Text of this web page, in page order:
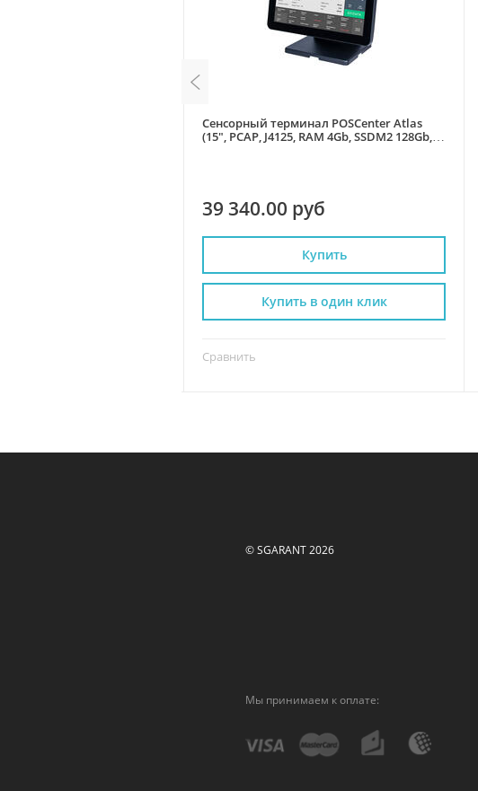
Сенсорный терминал POSCenter Atlas
(15", PCAP, J4125, RAM 4Gb, SSDM2 128Gb,
39 340.00 руб
Купить
Сравнить
Купить в один клик
© SGARANT 2026
Мы принимаем к оплате: